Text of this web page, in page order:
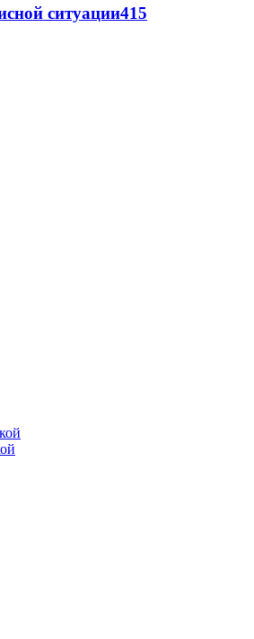
ситуации415